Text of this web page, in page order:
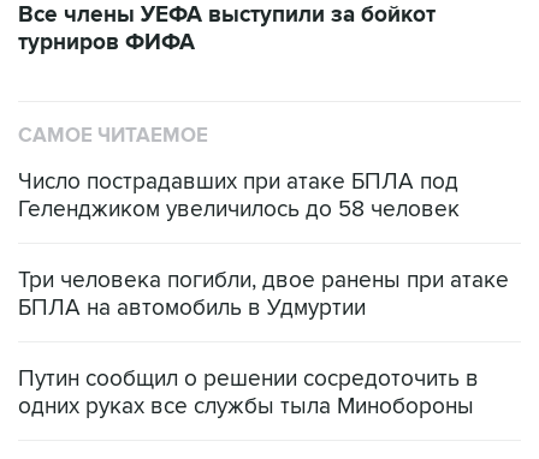
Все члены УЕФА выступили за бойкот
турниров ФИФА
САМОЕ ЧИТАЕМОЕ
Число пострадавших при атаке БПЛА под
Геленджиком увеличилось до 58 человек
Три человека погибли, двое ранены при атаке
БПЛА на автомобиль в Удмуртии
Путин сообщил о решении сосредоточить в
одних руках все службы тыла Минобороны